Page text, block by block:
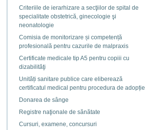
Criteriile de ierarhizare a secţiilor de spital de
specialitate obstetrică, ginecologie şi
neonatologie
Comisia de monitorizare și competență
profesională pentru cazurile de malpraxis
Certificate medicale tip A5 pentru copiii cu
dizabilităţi
Unități sanitare publice care eliberează
certificatul medical pentru procedura de adopție
Donarea de sânge
Registre naţionale de sănătate
Cursuri, examene, concursuri